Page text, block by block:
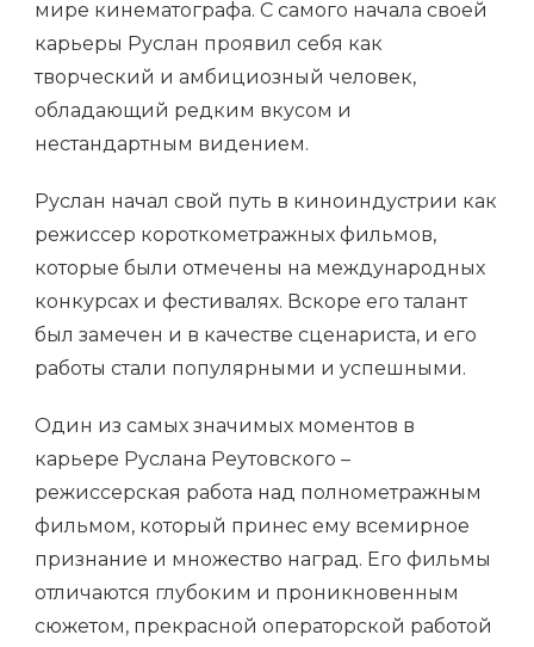
мире кинематографа. С самого начала своей
карьеры Руслан проявил себя как
творческий и амбициозный человек,
обладающий редким вкусом и
нестандартным видением.
Руслан начал свой путь в киноиндустрии как
режиссер короткометражных фильмов,
которые были отмечены на международных
конкурсах и фестивалях. Вскоре его талант
был замечен и в качестве сценариста, и его
работы стали популярными и успешными.
Один из самых значимых моментов в
карьере Руслана Реутовского –
режиссерская работа над полнометражным
фильмом, который принес ему всемирное
признание и множество наград. Его фильмы
отличаются глубоким и проникновенным
сюжетом, прекрасной операторской работой